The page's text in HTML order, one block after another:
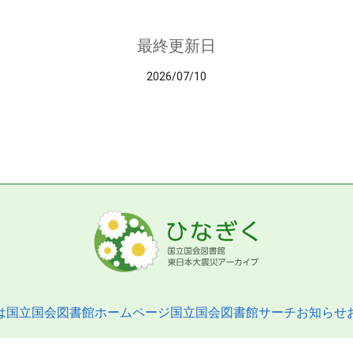
最終更新日
2026/07/10
国立国会図書館ホームページ国立国会図書館サーチお知らせ